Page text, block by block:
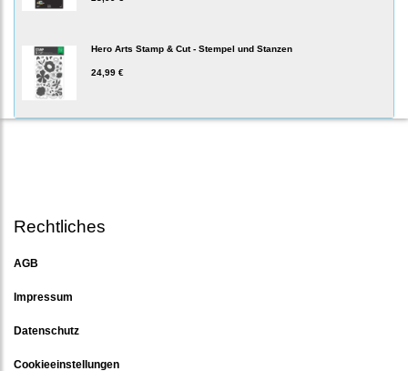
Hero Arts Stamp & Cut - Stempel und Stanzen
24,99 €
Rechtliches
AGB
Impressum
Datenschutz
Cookieeinstellungen